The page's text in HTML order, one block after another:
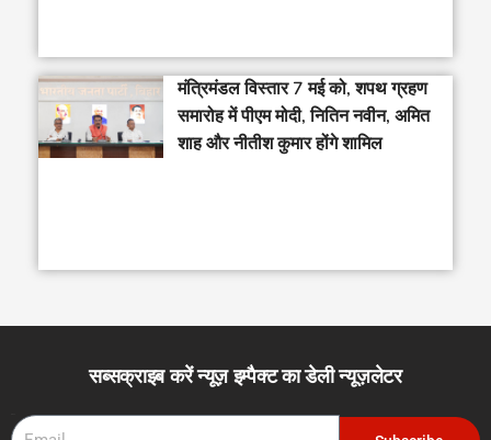
मंत्रिमंडल विस्तार 7 मई को, शपथ ग्रहण
समारोह में पीएम मोदी, नितिन नवीन, अमित
शाह और नीतीश कुमार होंगे शामिल
सब्सक्राइब करें न्यूज़ इम्पैक्ट का डेली न्यूज़लेटर